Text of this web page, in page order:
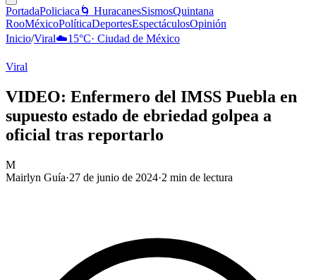
PortadaPoliciaca 🌀 HuracanesSismosQuintana
RooMéxicoPolíticaDeportesEspectáculosOpinión
Inicio/Viral☁️15°C· Ciudad de México
Viral
VIDEO: Enfermero del IMSS Puebla en
supuesto estado de ebriedad golpea a
oficial tras reportarlo
M
Mairlyn Guía·27 de junio de 2024·2 min de lectura